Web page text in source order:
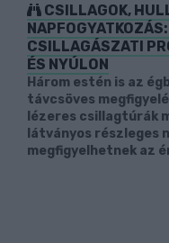
CSILLAGOK,
CSILLAGÁSZATI
ÉS NYÚLON
Három estén is az
távcsöves
lézeres csillagtúrák
látványos részleges
megfigyelhetnek az